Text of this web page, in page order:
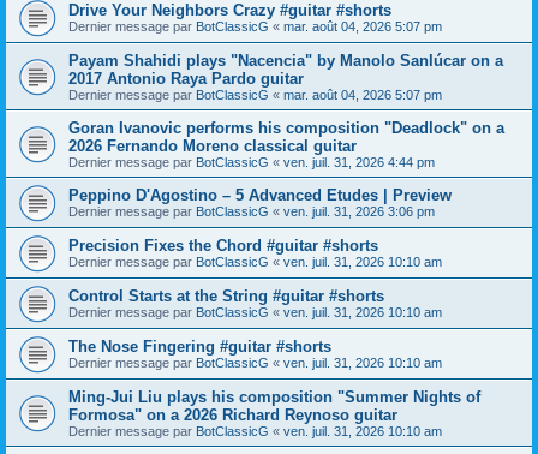
Drive Your Neighbors Crazy #guitar #shorts
Dernier message par BotClassicG « mar. août 04, 2026 5:07 pm
Payam Shahidi plays "Nacencia" by Manolo Sanlúcar on a
2017 Antonio Raya Pardo guitar
Dernier message par BotClassicG « mar. août 04, 2026 5:07 pm
Goran Ivanovic performs his composition "Deadlock" on a
2026 Fernando Moreno classical guitar
Dernier message par BotClassicG « ven. juil. 31, 2026 4:44 pm
Peppino D'Agostino – 5 Advanced Etudes | Preview
Dernier message par BotClassicG « ven. juil. 31, 2026 3:06 pm
Precision Fixes the Chord #guitar #shorts
Dernier message par BotClassicG « ven. juil. 31, 2026 10:10 am
Control Starts at the String #guitar #shorts
Dernier message par BotClassicG « ven. juil. 31, 2026 10:10 am
The Nose Fingering #guitar #shorts
Dernier message par BotClassicG « ven. juil. 31, 2026 10:10 am
Ming-Jui Liu plays his composition "Summer Nights of
Formosa" on a 2026 Richard Reynoso guitar
Dernier message par BotClassicG « ven. juil. 31, 2026 10:10 am